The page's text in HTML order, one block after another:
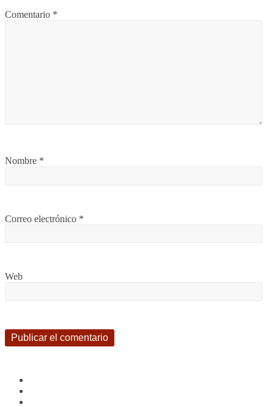
Comentario *
Nombre *
Correo electrónico *
Web